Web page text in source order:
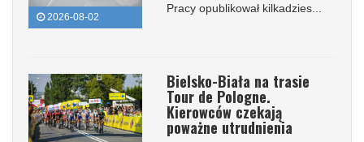
2026-08-02
Pracy opublikował kilkadzies...
Bielsko-Biała na trasie
Tour de Pologne.
Kierowców czekają
poważne utrudnienia